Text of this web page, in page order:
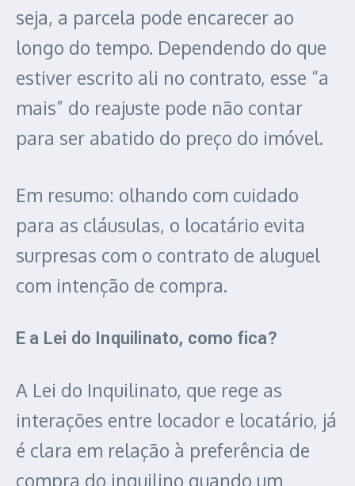
seja, a parcela pode encarecer ao
longo do tempo. Dependendo do que
estiver escrito ali no contrato, esse “a
mais” do reajuste pode não contar
para ser abatido do preço do imóvel.
Em resumo: olhando com cuidado
para as cláusulas, o locatário evita
surpresas com o contrato de aluguel
com intenção de compra.
E a Lei do Inquilinato, como fica?
A Lei do Inquilinato, que rege as
interações entre locador e locatário, já
é clara em relação à preferência de
compra do inquilino quando um